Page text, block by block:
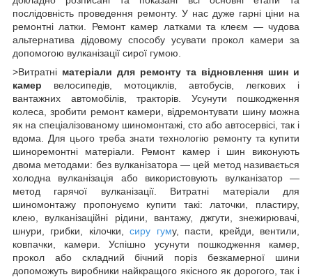
послідовність проведення ремонту. У нас дуже гарні ціни на
ремонтні латки. Ремонт камер латками та клеєм — чудова
альтернатива дідовому способу усувати прокол камери за
допомогою вулканізації сирої гумою.
>Витратні матеріали для ремонту та відновлення шин и
камер велосипедів, мотоциклів, автобусів, легкових і
вантажних автомобілів, тракторів. Усунути пошкодження
колеса, зробити ремонт камери, відремонтувати шину можна
як на спеціалізованому шиномонтажі, сто або автосервісі, так і
вдома. Для цього треба знати технологію ремонту та купити
шиноремонтні матеріали. Ремонт камер і шин виконують
двома методами: без вулканізатора — цей метод називається
холодна вулканізація або використовують вулканізатор —
метод гарячої вулканізації. Витратні матеріали для
шиномонтажу пропонуємо купити такі: латочки, пластиру,
клею, вулканізаційні рідини, вантажу, джгути, знежирювачі,
шнури, грибки, кілочки,
сиру гуму, пасти, крейди, вентили,
ковпачки, камери. Успішно усунути пошкодження камер,
прокол або складний бічний поріз безкамерної шини
допоможуть виробники найкращого якісного як дорогого, так і